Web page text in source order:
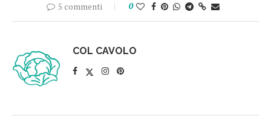
5 commenti 0
COL CAVOLO